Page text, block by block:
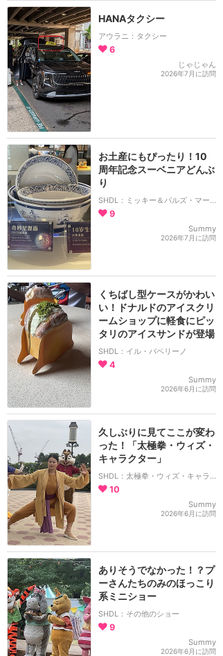
HANAタクシー
アウラニ：タクシー
6
じゃじゃん
2026年7月に訪問
お土産にもぴったり！10
周年記念スーベニアどんぶ
り
SHDL：ミッキー＆パルズ・マーケット・カフェ
9
Summy
2026年7月に訪問
くちばし型ケースがかわい
い！ドナルドのアイスクリ
ームショップに軽食にピッ
タリのアイスサンドが登場
SHDL：イル・パペリーノ
4
Summy
2026年6月に訪問
久しぶりに見てここが変わ
った！「太極拳・ウィズ・
キャラクター」
SHDL：太極拳・ウィズ・キャラクター
10
Summy
2026年6月に訪問
ありそうでなかった！？プ
ーさんたちのみのほっこり
系ミニショー
SHDL：その他のショー
9
Summy
2026年6月に訪問